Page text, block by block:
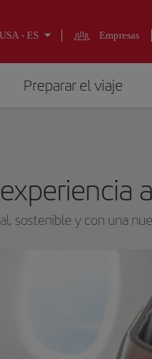
USA - ES Empresas
Preparar el viaje
sostenible y con una